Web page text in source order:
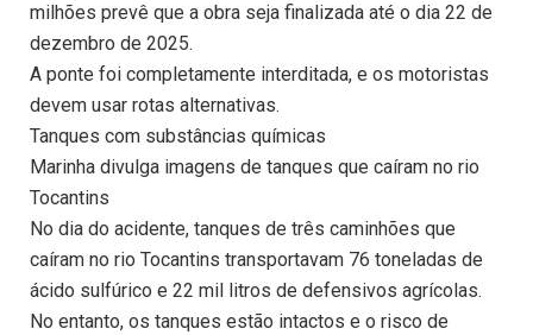
milhões prevê que a obra seja finalizada até o dia 22 de
dezembro de 2025.
A ponte foi completamente interditada, e os motoristas
devem usar rotas alternativas.
Tanques com substâncias químicas
Marinha divulga imagens de tanques que caíram no rio
Tocantins
No dia do acidente, tanques de três caminhões que
caíram no rio Tocantins transportavam 76 toneladas de
ácido sulfúrico e 22 mil litros de defensivos agrícolas.
No entanto, os tanques estão intactos e o risco de